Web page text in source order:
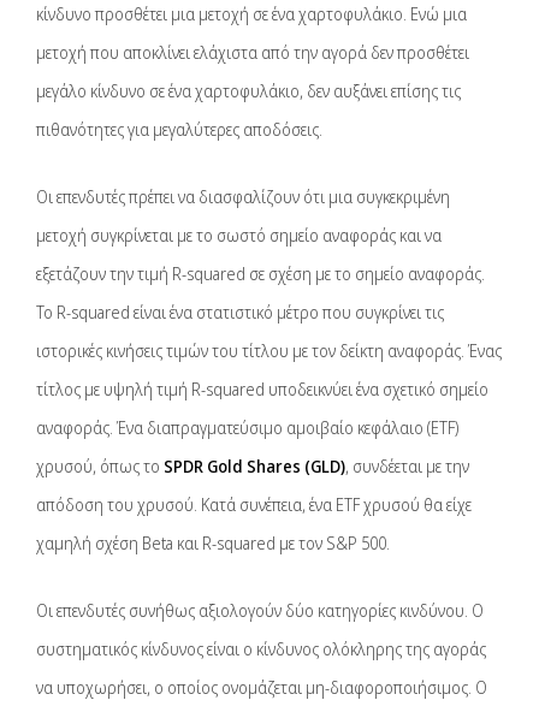
κίνδυνο προσθέτει μια μετοχή σε ένα χαρτοφυλάκιο. Ενώ μια
μετοχή που αποκλίνει ελάχιστα από την αγορά δεν προσθέτει
μεγάλο κίνδυνο σε ένα χαρτοφυλάκιο, δεν αυξάνει επίσης τις
πιθανότητες για μεγαλύτερες αποδόσεις.
Οι επενδυτές πρέπει να διασφαλίζουν ότι μια συγκεκριμένη
μετοχή συγκρίνεται με το σωστό σημείο αναφοράς και να
εξετάζουν την τιμή R-squared σε σχέση με το σημείο αναφοράς.
Το R-squared είναι ένα στατιστικό μέτρο που συγκρίνει τις
ιστορικές κινήσεις τιμών του τίτλου με τον δείκτη αναφοράς. Ένας
τίτλος με υψηλή τιμή R-squared υποδεικνύει ένα σχετικό σημείο
αναφοράς. Ένα διαπραγματεύσιμο αμοιβαίο κεφάλαιο (ETF)
χρυσού, όπως το SPDR Gold Shares (GLD), συνδέεται με την
απόδοση του χρυσού. Κατά συνέπεια, ένα ETF χρυσού θα είχε
χαμηλή σχέση Beta και R-squared με τον S&P 500.
Οι επενδυτές συνήθως αξιολογούν δύο κατηγορίες κινδύνου. Ο
συστηματικός κίνδυνος είναι ο κίνδυνος ολόκληρης της αγοράς
να υποχωρήσει, ο οποίος ονομάζεται μη-διαφοροποιήσιμος. Ο